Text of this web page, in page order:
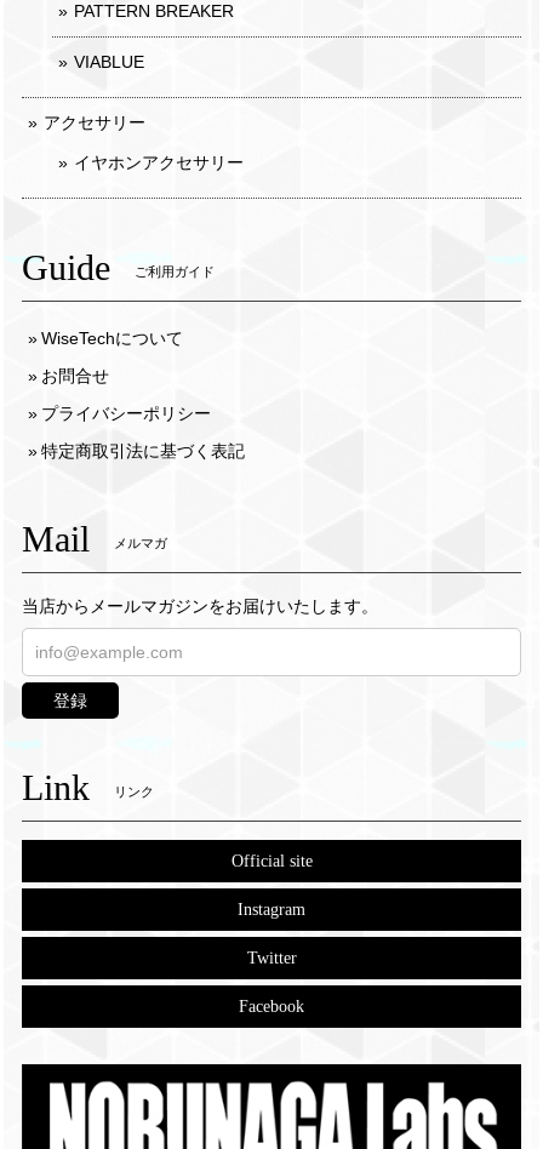
PATTERN BREAKER
VIABLUE
アクセサリー
イヤホンアクセサリー
Guide ご利用ガイド
WiseTechについて
お問合せ
プライバシーポリシー
特定商取引法に基づく表記
Mail メルマガ
当店からメールマガジンをお届けいたします。
登録
Link リンク
Official site
Instagram
Twitter
Facebook